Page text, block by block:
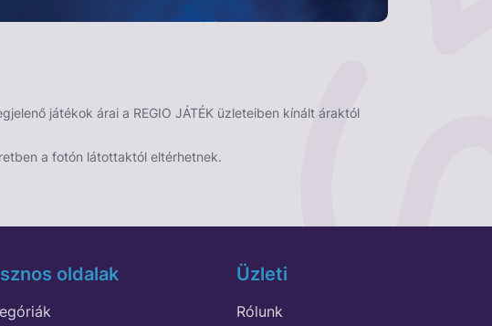
játékok árai a REGIO JÁTÉK üzleteiben kínált áraktól
a fotón látottaktól eltérhetnek.
oldalak Üzleti
Rólunk